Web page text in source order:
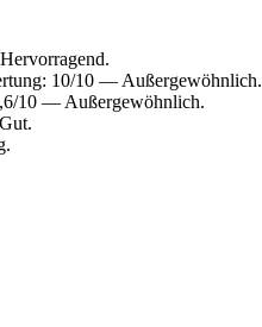
10/10 — Außergewöhnlich.
10 — Außergewöhnlich.